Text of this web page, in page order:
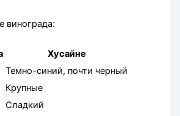
винограда:
Хусайне
Темно-синий, почти черный
Крупные
Сладкий